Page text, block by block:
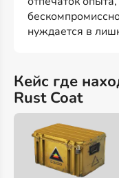
нуждается в
Кейс где
Rust Coat